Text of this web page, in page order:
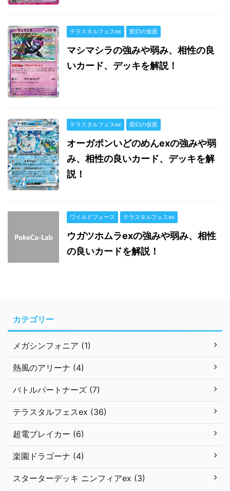
テラスタルフェスex 変幻の仮面
マシマシラの強みや弱み、相性の良
いカード、デッキを解説！
テラスタルフェスex 変幻の仮面
オーガポンいどのめんexの強みや弱
み、相性の良いカード、デッキを解
説！
ワイルドフォース テラスタルフェスex
ウガツホムラexの強みや弱み、相性
の良いカードを解説！
カテゴリー
メガシンフォニア (1)
熱風のアリーナ (4)
バトルパートナーズ (7)
テラスタルフェスex (36)
超電ブレイカー (6)
楽園ドラゴーナ (4)
スターターデッキ ニンフィアex (3)